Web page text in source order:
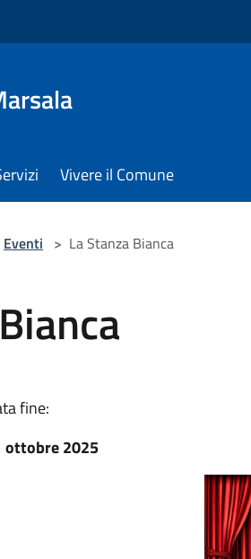
Vivere il Comune
Eventi > La Stanza Bianca
fine:
ottobre 2025